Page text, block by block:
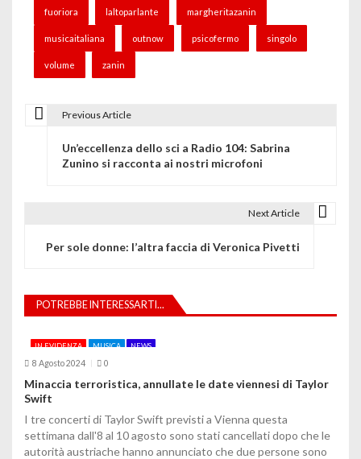
fuoriora laltoparlante margheritazanin
musicaitaliana outnow psicofermo singolo
volume zanin
z
o
n
e
a
Previous Article
Un’eccellenza dello sci a Radio 104: Sabrina
Zunino si racconta ai nostri microfoni
Next Article
Per sole donne: l’altra faccia di Veronica Pivetti
POTREBBE INTERESSARTI...
IN EVIDENZA MUSICA NEWS
8 Agosto 2024 0
Minaccia terroristica, annullate le date viennesi di Taylor
Swift
I tre concerti di Taylor Swift previsti a Vienna questa
settimana dall'8 al 10 agosto sono stati cancellati dopo che le
autorità austriache hanno annunciato che due persone sono